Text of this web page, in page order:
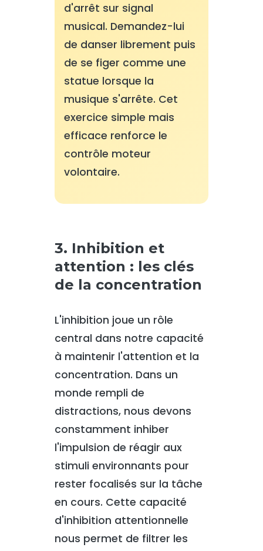
d'arrêt sur signal
musical. Demandez-lui
de danser librement puis
de se figer comme une
statue lorsque la
musique s'arrête. Cet
exercice simple mais
efficace renforce le
contrôle moteur
volontaire.
3. Inhibition et
attention : les clés
de la concentration
L'inhibition joue un rôle
central dans notre capacité
à maintenir l'attention et la
concentration. Dans un
monde rempli de
distractions, nous devons
constamment inhiber
l'impulsion de réagir aux
stimuli environnants pour
rester focalisés sur la tâche
en cours. Cette capacité
d'inhibition attentionnelle
nous permet de filtrer les